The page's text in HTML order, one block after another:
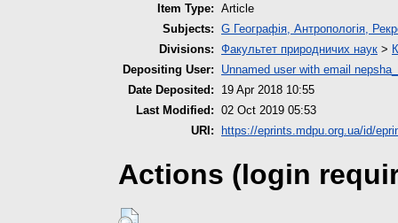
Item Type: Article
Subjects: G Географія, Антропологія,
Divisions: Факультет природничих наук >
Depositing User:
Unnamed user with email
Date Deposited:
19 Apr 2018 10:55
Last Modified: 02 Oct 2019 05:53
URI:
https://eprints.mdpu.org.ua/id/
Actions (login